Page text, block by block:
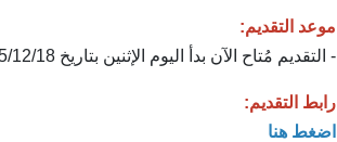
موعد التقديم:
- التقديم مُتاح الآن بدأ اليوم الإثنين بتاريخ 1445/12/18هـ الموافق 2024/06/24م.
رابط التقديم:
اضغط هنا